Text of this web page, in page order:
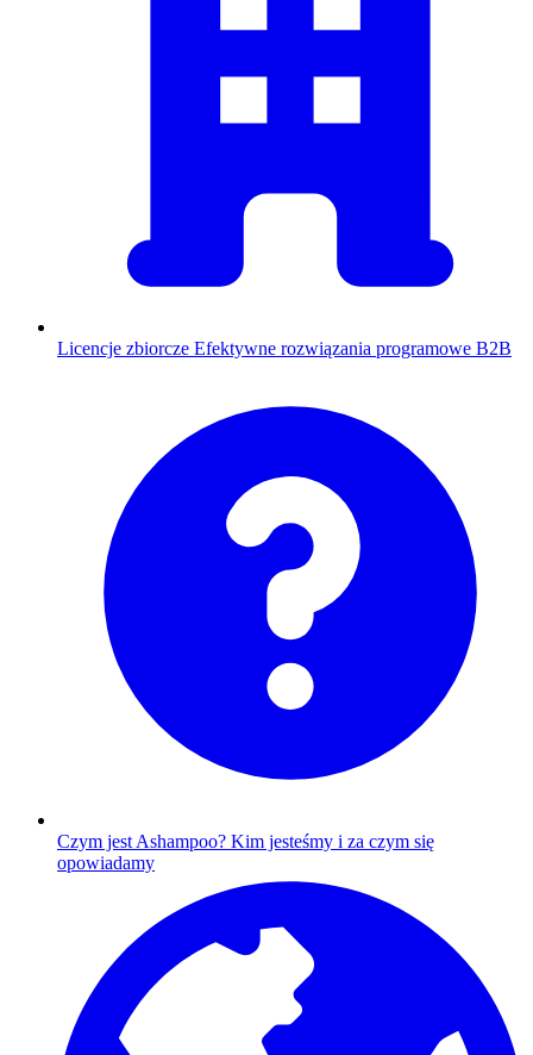
Licencje zbiorcze Efektywne rozwiązania programowe B2B
Czym jest Ashampoo? Kim jesteśmy i za czym się
opowiadamy